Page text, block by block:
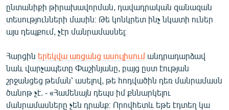
ընտանիքի թիրախավորման, դավադրական զանազան
տեսությունների մասին։ Թե կոնկրետ ինչ նկատի ուներ
այս դեպքում, չէր մանրամասնել։
Հարցին երեկվա առցանց ասուլիսում անդրադարձավ
նաև վարչապետը Փաշինյանը, բայց ըստ էության
շրջանցեց թեման՝ ասելով, թե հոդվածին դեռ մանրամասն
ծանոթ չէ. - «Համենայն դեպս իմ քննարկելու
մանրամասները չեն դրանք։ Որովհետև եթե էդտեղ կա